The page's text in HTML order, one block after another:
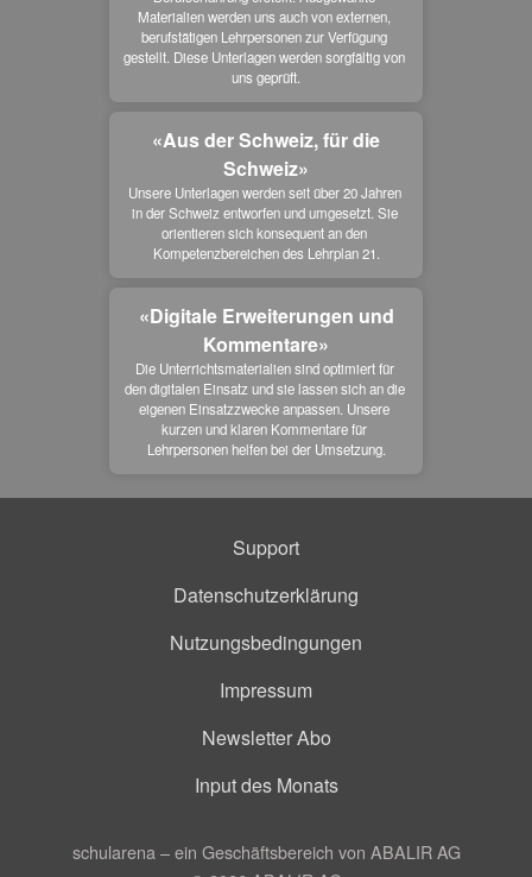
Materialien werden uns auch von externen,
berufstätigen Lehrpersonen zur Verfügung
gestellt. Diese Unterlagen werden sorgfältig von
uns geprüft.
«Aus der Schweiz, für die
Schweiz»
Unsere Unterlagen werden seit über 20 Jahren
in der Schweiz entworfen und umgesetzt. Sie
orientieren sich konsequent an den
Kompetenzbereichen des Lehrplan 21.
«Digitale Erweiterungen und
Kommentare»
Die Unterrichtsmaterialien sind optimiert für
den digitalen Einsatz und sie lassen sich an die
eigenen Einsatzzwecke anpassen. Unsere
kurzen und klaren Kommentare für
Lehrpersonen helfen bei der Umsetzung.
Support
Datenschutzerklärung
Nutzungsbedingungen
Impressum
Newsletter Abo
Input des Monats
schularena – ein Geschäftsbereich von ABALIR AG